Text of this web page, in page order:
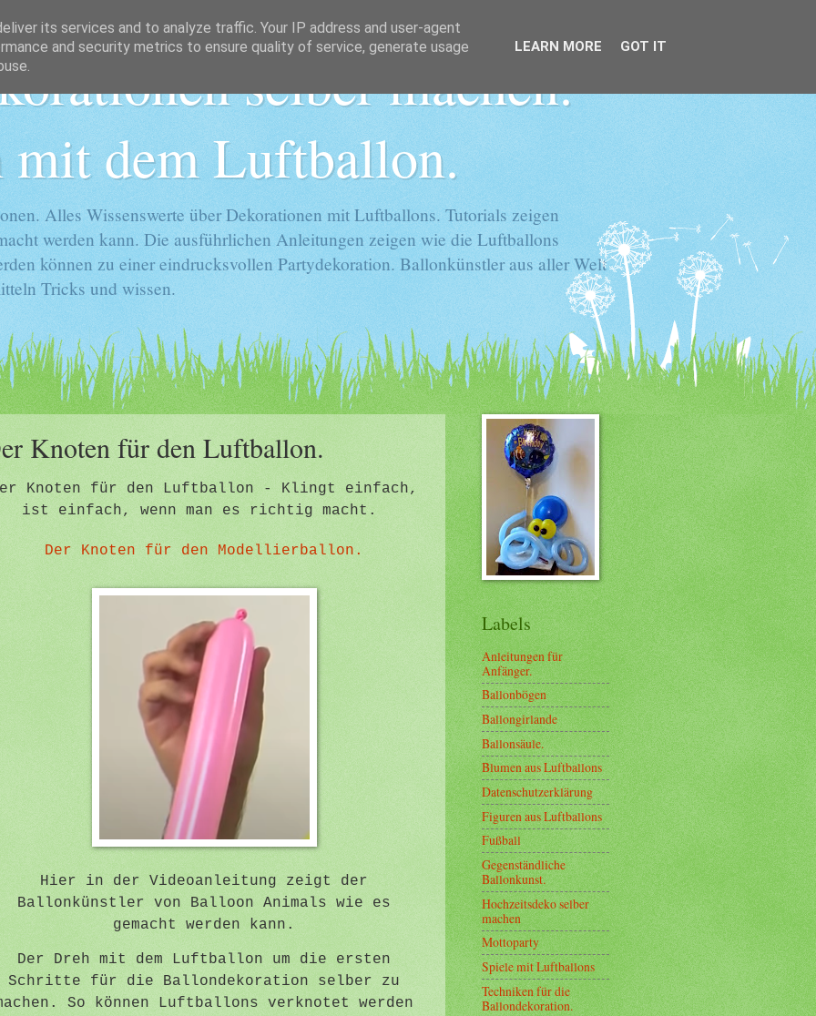
selber machen.
mit dem Luftballon.
Alles Wissenswerte über Dekorationen mit Luftballons. Tutorials zeigen
werden kann. Die ausführlichen Anleitungen zeigen wie die Luftballons
können zu einer eindrucksvollen Partydekoration. Ballonkünstler aus aller Welt
Tricks und wissen.
Knoten für den Luftballon.
Knoten für den Luftballon - Klingt einfach,
ist einfach, wenn man es richtig macht.
Der Knoten für den Modellierballon.
Hier in der Videoanleitung zeigt der
Ballonkünstler von Balloon Animals wie es
gemacht werden kann.
Der Dreh mit dem Luftballon um die ersten
Schritte für die Ballondekoration selber zu
So können Luftballons verknotet werden
Labels
Anleitungen für
Anfänger.
Ballonbögen
Ballongirlande
Ballonsäule.
Blumen aus Luftballons
Datenschutzerklärung
Figuren aus Luftballons
Fußball
Gegenständliche
Ballonkunst.
Hochzeitsdeko selber
machen
Mottoparty
Spiele mit Luftballons
Techniken für die
Ballondekoration.
its services and to analyze traffic. Your IP address and user-agent
and security metrics to ensure quality of service, generate usage
LEARN MORE GOT IT